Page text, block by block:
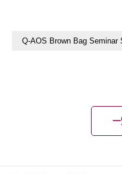
Q-AOS Brown Bag Seminar